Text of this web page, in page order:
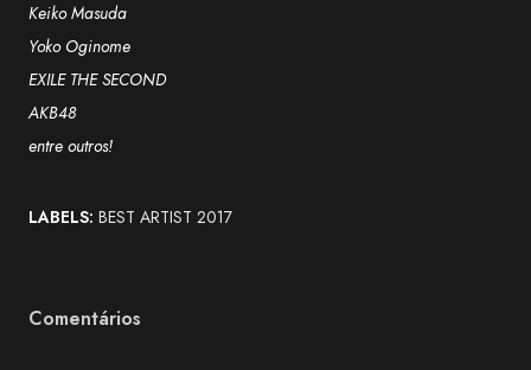
Keiko Masuda
Yoko Oginome
EXILE THE SECOND
AKB48
entre outros!
LABELS: BEST ARTIST 2017
Comentários